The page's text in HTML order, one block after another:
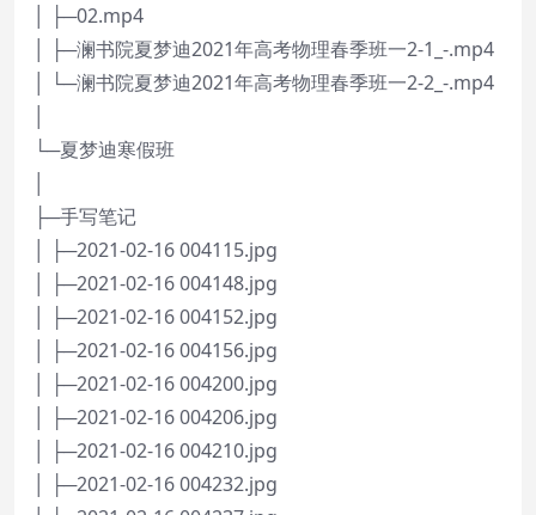
│ ├─02.mp4
│ ├─澜书院夏梦迪2021年高考物理春季班一2-1_-.mp4
│ └─澜书院夏梦迪2021年高考物理春季班一2-2_-.mp4
└─夏梦迪寒假班
├─手写笔记
│ ├─2021-02-16 004115.jpg
│ ├─2021-02-16 004148.jpg
│ ├─2021-02-16 004152.jpg
│ ├─2021-02-16 004156.jpg
│ ├─2021-02-16 004200.jpg
│ ├─2021-02-16 004206.jpg
│ ├─2021-02-16 004210.jpg
│ ├─2021-02-16 004232.jpg